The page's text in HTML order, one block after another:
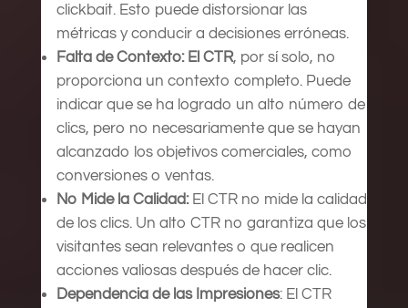
clickbait. Esto puede distorsionar las
métricas y conducir a decisiones erróneas.
Falta de Contexto: El CTR, por sí solo, no
proporciona un contexto completo. Puede
indicar que se ha logrado un alto número de
clics, pero no necesariamente que se hayan
alcanzado los objetivos comerciales, como
conversiones o ventas.
No Mide la Calidad:El CTR no mide la calidad
de los clics. Un alto CTR no garantiza que los
visitantes sean relevantes o que realicen
acciones valiosas después de hacer clic.
Dependencia de las Impresiones: El CTR